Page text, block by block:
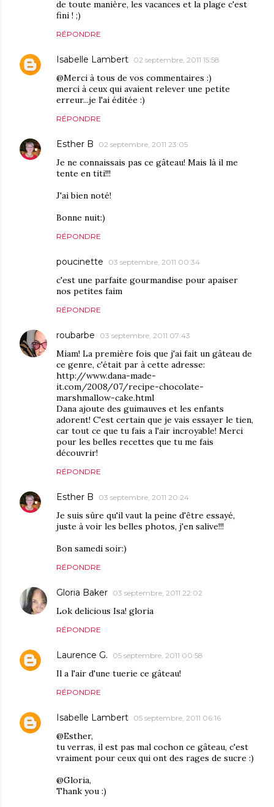
de toute manière, les vacances et la plage c'est
fini ! ;)
RÉPONDRE
Isabelle Lambert 02 septembre, 2011 15:58
@Merci à tous de vos commentaires :)
merci à ceux qui avaient relever une petite
erreur...je l'ai éditée :)
RÉPONDRE
Esther B 02 septembre, 2011 23:05
Je ne connaissais pas ce gâteau! Mais là il me
tente en titi!!!
J'ai bien noté!
Bonne nuit:)
RÉPONDRE
poucinette 03 septembre, 2011 00:34
c'est une parfaite gourmandise pour apaiser
nos petites faim
RÉPONDRE
roubarbe 03 septembre, 2011 07:43
Miam! La première fois que j'ai fait un gâteau de
ce genre, c'était par à cette adresse:
http://www.dana-made-
it.com/2008/07/recipe-chocolate-
marshmallow-cake.html
Dana ajoute des guimauves et les enfants
adorent! C'est certain que je vais essayer le tien,
car tout ce que tu fais a l'air incroyable! Merci
pour les belles recettes que tu me fais
découvrir!
RÉPONDRE
Esther B 03 septembre, 2011 20:24
Je suis sûre qu'il vaut la peine d'être essayé,
juste à voir les belles photos, j'en salive!!!
Bon samedi soir:)
RÉPONDRE
Gloria Baker 03 septembre, 2011 22:02
Lok delicious Isa! gloria
RÉPONDRE
Laurence G. 05 septembre, 2011 00:58
Il a l'air d'une tuerie ce gâteau!
RÉPONDRE
Isabelle Lambert 05 septembre, 2011 06:16
@Esther,
tu verras, il est pas mal cochon ce gâteau, c'est
vraiment pour ceux qui ont des rages de sucre :)
@Gloria,
Thank you :)